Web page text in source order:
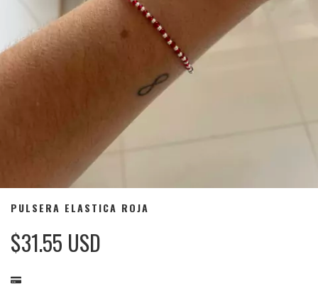
PULSERA ELASTICA ROJA
$31.55 USD